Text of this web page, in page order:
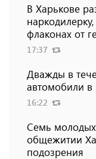
В Харькове
флаконах от
17:37
Дважды в
автомобили в
16:22
Семь
общежитии
подозрения